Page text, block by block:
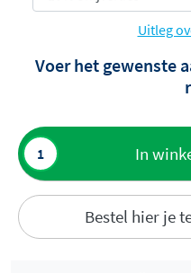
Uitleg
Voer het gewenste
In
Bestel hier je
Toevoegen
aan offerte